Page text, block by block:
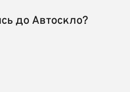
до Автоскло?